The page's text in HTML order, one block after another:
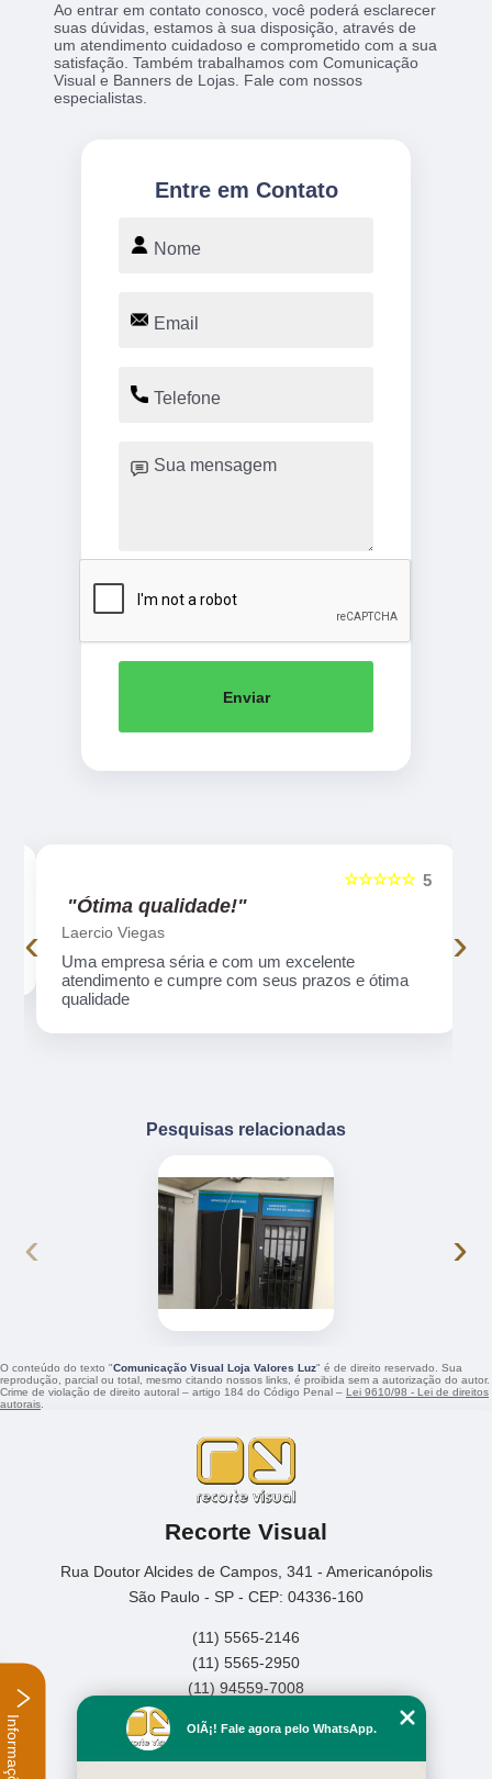
Ao entrar em contato conosco, você poderá esclarecer
suas dúvidas, estamos à sua disposição, através de
um atendimento cuidadoso e comprometido com a sua
satisfação. Também trabalhamos com Comunicação
Visual e Banners de Lojas. Fale com nossos
especialistas.
Entre em Contato
Enviar
5
☆☆☆☆☆
"Ótima qualidade!"
Laercio Viegas
Uma empresa séria e com um excelente
atendimento e cumpre com seus prazos e ótima
qualidade
‹ ›
Pesquisas relacionadas
‹ ›
O conteúdo do texto "Comunicação Visual Loja Valores Luz" é de direito reservado. Sua
reprodução, parcial ou total, mesmo citando nossos links, é proibida sem a autorização do autor.
Crime de violação de direito autoral – artigo 184 do Código Penal – Lei 9610/98 - Lei de direitos
autorais
Recorte Visual
Rua Doutor Alcides de Campos, 341 - Americanópolis
São Paulo - SP - CEP: 04336-160
(11) 5565-2146
(11) 5565-2950
(11) 94559-7008
Home
OlÃ¡! Fale agora pelo WhatsApp.
Informações